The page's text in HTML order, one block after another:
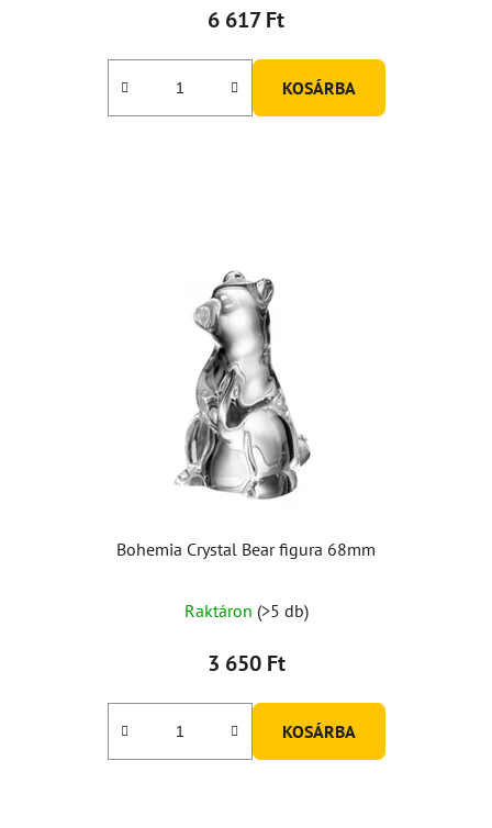
6 617 Ft
KOSÁRBA
Bohemia Crystal Bear figura 68mm
termék
átlagos
5-
Raktáron (>5 db)
3 650 Ft
KOSÁRBA